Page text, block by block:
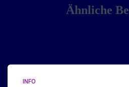
Ähnliche
INFO